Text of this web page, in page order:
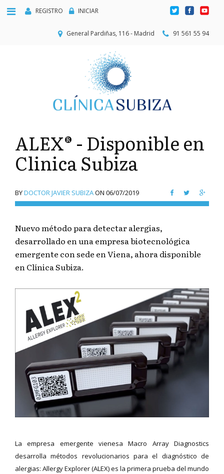
REGISTRO INICIAR
General Pardiñas, 116 - Madrid 91 561 55 94
ALEX® - Disponible en
Clinica Subiza
BYDOCTOR JAVIER SUBIZAON 06/07/2019
Nuevo método para detectar alergias,
desarrollado en una empresa biotecnológica
emergente con sede en Viena, ahora disponible
en Clínica Subiza.
La empresa emergente vienesa Macro Array Diagnostics
desarrolla métodos revolucionarios para el diagnóstico de
alergias: Allergy Explorer (ALEX) es la primera prueba del mundo